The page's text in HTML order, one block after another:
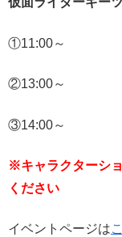
①11:00～
②13:00～
③14:00～
※キャラクターシ
ください
イベントページは